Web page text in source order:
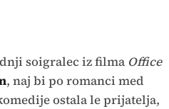
soigralec iz filma Office
, naj bi po romanci med
ostala le prijatelja,